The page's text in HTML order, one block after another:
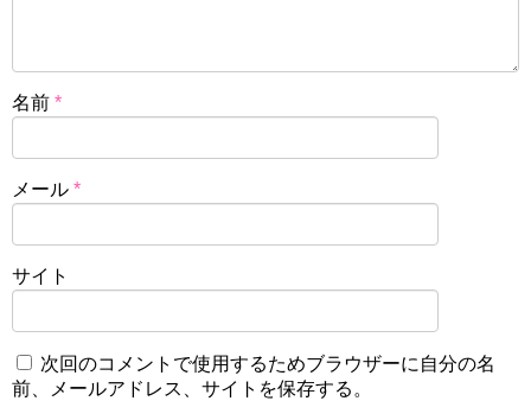
名前 *
メール *
サイト
次回のコメントで使用するためブラウザーに自分の名
前、メールアドレス、サイトを保存する。